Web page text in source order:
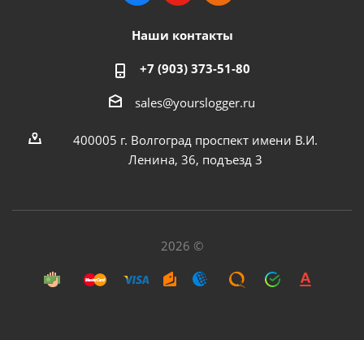
Наши контакты
+7 (903) 373-51-80
sales@yourslogger.ru
400005 г. Волгоград проспект имени В.И.
Ленина, 36, подъезд 3
2026 ©